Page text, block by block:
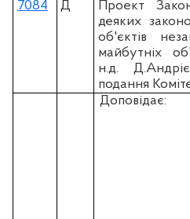
7084 Д
Проект
деяких
об'єктів
майбутніх
н.д.
подання
Доповідає: